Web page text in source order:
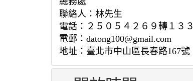
聯絡人：林先生
電話：２５０５４２６９轉１３３
電郵：datong100@gmail.com
地址：臺北市中山區長春路167號